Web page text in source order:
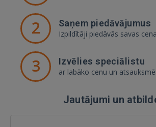
2 Saņem piedāvājumus
Izpildītāji piedāvās savas
3 Izvēlies speciālistu
ar labāko cenu un
Jautājumi un